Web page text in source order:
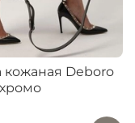
кожаная Deboro